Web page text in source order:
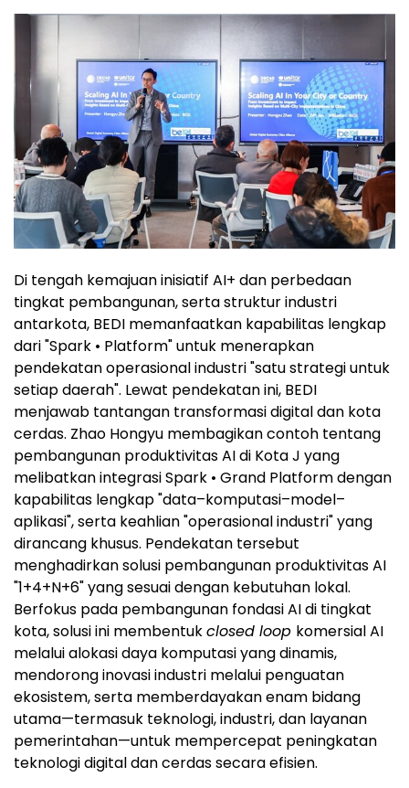
Di tengah kemajuan inisiatif AI+ dan perbedaan
tingkat pembangunan, serta struktur industri
antarkota, BEDI memanfaatkan kapabilitas lengkap
dari "Spark • Platform" untuk menerapkan
pendekatan operasional industri "satu strategi untuk
setiap daerah". Lewat pendekatan ini, BEDI
menjawab tantangan transformasi digital dan kota
cerdas. Zhao Hongyu membagikan contoh tentang
pembangunan produktivitas AI di Kota J yang
melibatkan integrasi Spark • Grand Platform dengan
kapabilitas lengkap "data–komputasi–model–
aplikasi", serta keahlian "operasional industri" yang
dirancang khusus. Pendekatan tersebut
menghadirkan solusi pembangunan produktivitas AI
"1+4+N+6" yang sesuai dengan kebutuhan lokal.
Berfokus pada pembangunan fondasi AI di tingkat
kota, solusi ini membentukclosed loop komersial AI
melalui alokasi daya komputasi yang dinamis,
mendorong inovasi industri melalui penguatan
ekosistem, serta memberdayakan enam bidang
utama—termasuk teknologi, industri, dan layanan
pemerintahan—untuk mempercepat peningkatan
teknologi digital dan cerdas secara efisien.